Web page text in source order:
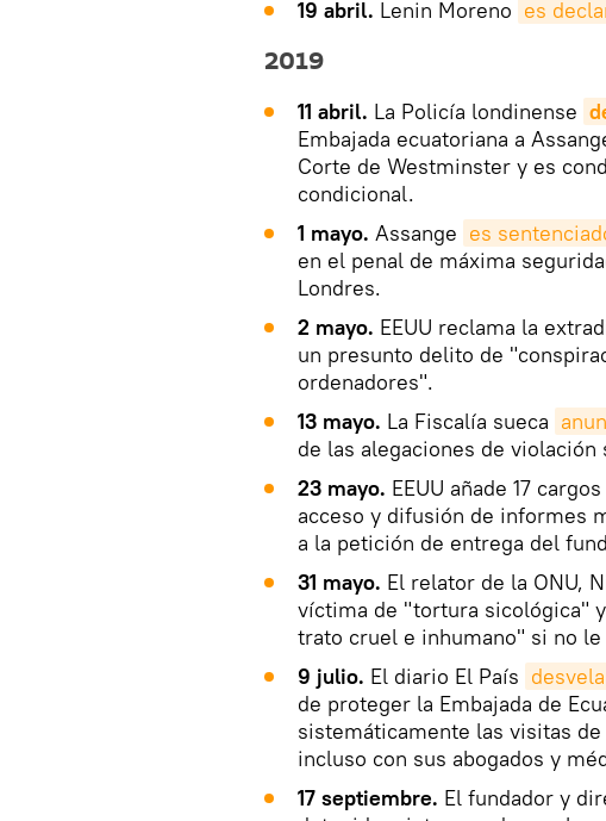
19 abril. Lenin Moreno es
2019
11 abril. La Policía londinense
Embajada ecuatoriana a
Corte de Westminster y es
condicional.
1 mayo. Assange es
en el penal de máxima
Londres.
2 mayo. EEUU reclama la
un presunto delito de
ordenadores".
13 mayo. La Fiscalía sueca
de las alegaciones de violación
23 mayo. EEUU añade 17
acceso y difusión de informes
a la petición de entrega del
31 mayo. El relator de la ONU,
víctima de "tortura sicológica"
trato cruel e inhumano" si no le
9 julio. El diario El País desvela
de proteger la Embajada de
sistemáticamente las visitas
incluso con sus abogados y
17 septiembre. El fundador y